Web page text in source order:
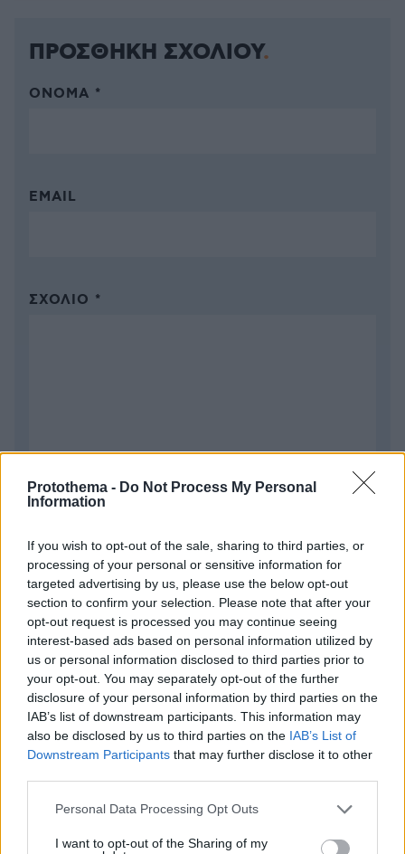
Protothema - Do Not Process My Personal
Information
If you wish to opt-out of the sale, sharing to third parties, or
processing of your personal or sensitive information for
targeted advertising by us, please use the below opt-out
section to confirm your selection. Please note that after your
opt-out request is processed you may continue seeing
interest-based ads based on personal information utilized by
us or personal information disclosed to third parties prior to
your opt-out. You may separately opt-out of the further
disclosure of your personal information by third parties on the
IAB’s list of downstream participants. This information may
also be disclosed by us to third parties on the IAB’s List of
Downstream Participants that may further disclose it to other
Please note that this website/app uses one or more Google
not limited to your visit or usage behaviour. You may click to
Personal Data Processing Opt Outs
I want to opt-out of the Sharing of my
ΠΡΟΣΘΗΚΗ ΣΧΟΛΙΟΥ
ΌΝΟΜΑ *
EMAIL
ΣΧΌΛΙΟ *
* Υποχρεωτικά πεδία
ΡΟΗ ΕΙΔΗΣΕΩΝ
Ειδήσεις Δημοφιλή Σχολιασμένα
πριν 4 λεπτά
Οι κανόνες που ισχύουν στις παραλίες της Ευρώπης το